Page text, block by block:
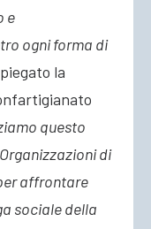
e
ogni forma di
la
questo
di
affrontare
sociale della